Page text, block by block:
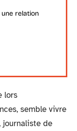
une relation
lors
semble vivre
journaliste de